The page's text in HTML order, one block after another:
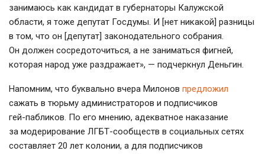
занимаюсь как кандидат в губернаторы Калужской
области, я тоже депутат Госдумы. И [нет никакой] разницы
в том, что он [депутат] законодательного собрания.
Он должен сосредоточиться, а не заниматься фигней,
которая народ уже раздражает», — подчеркнул Деньгин.
Напомним, что буквально вчера Милонов предложил
сажать в тюрьму администраторов и подписчиков
гей-пабликов. По его мнению, адекватное наказание
за модерирование ЛГБТ-сообществ в социальных сетях
составляет 20 лет колонии, а для подписчиков